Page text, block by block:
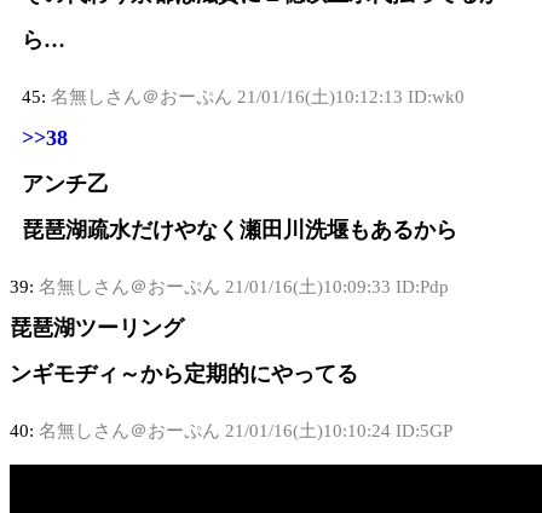
ら…
45: 名無しさん＠おーぷん 21/01/16(土)10:12:13 ID:wk0
>>38
アンチ乙
琵琶湖疏水だけやなく瀬田川洗堰もあるから
39: 名無しさん＠おーぷん 21/01/16(土)10:09:33 ID:Pdp
琵琶湖ツーリング
ンギモヂィ～から定期的にやってる
40: 名無しさん＠おーぷん 21/01/16(土)10:10:24 ID:5GP